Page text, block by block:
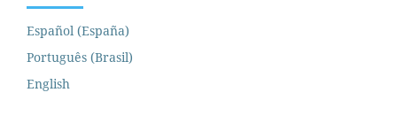
Español (España)
Português (Brasil)
English